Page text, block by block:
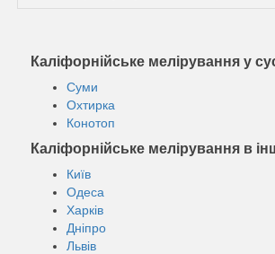
Каліфорнійське мелірування у
Суми
Охтирка
Конотоп
Каліфорнійське мелірування в
Київ
Одеса
Харків
Дніпро
Львів